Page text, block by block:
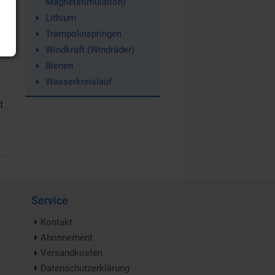
Lithium
Trampolinspringen
Windkraft (Windräder)
Bienen
Wasserkreislauf
Service
Kontakt
Abonnement
Versandkosten
Datenschutzerklärung